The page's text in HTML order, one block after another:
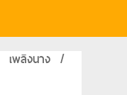
เพลิงนาง /